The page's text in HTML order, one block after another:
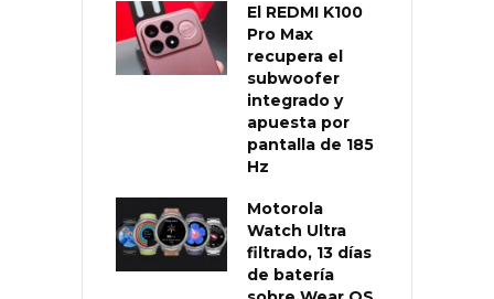
El REDMI K100
Pro Max
recupera el
subwoofer
integrado y
apuesta por
pantalla de 185
Hz
Motorola
Watch Ultra
filtrado, 13 días
de batería